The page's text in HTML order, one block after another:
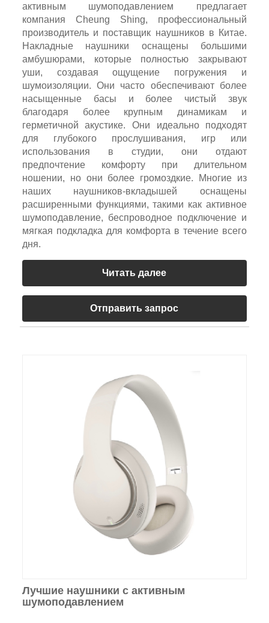
активным шумоподавлением предлагает
компания Cheung Shing, профессиональный
производитель и поставщик наушников в Китае.
Накладные наушники оснащены большими
амбушюрами, которые полностью закрывают
уши, создавая ощущение погружения и
шумоизоляции. Они часто обеспечивают более
насыщенные басы и более чистый звук
благодаря более крупным динамикам и
герметичной акустике. Они идеально подходят
для глубокого прослушивания, игр или
использования в студии, они отдают
предпочтение комфорту при длительном
ношении, но они более громоздкие. Многие из
наших наушников-вкладышей оснащены
расширенными функциями, такими как активное
шумоподавление, беспроводное подключение и
мягкая подкладка для комфорта в течение всего
дня.
Читать далее
Отправить запрос
Лучшие наушники с активным
шумоподавлением